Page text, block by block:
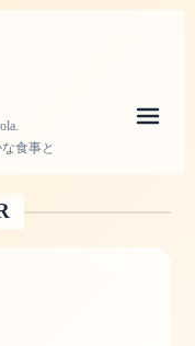
食事と